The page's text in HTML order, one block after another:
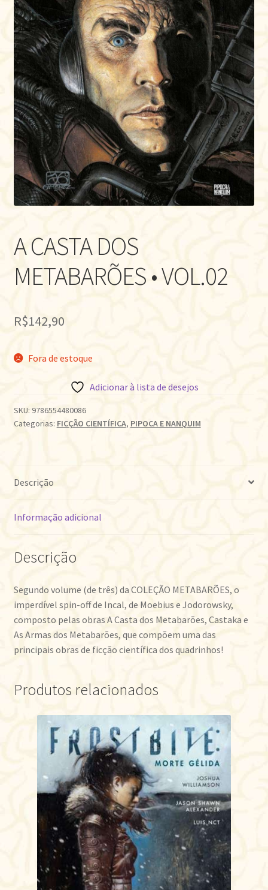
A CASTA DOS
METABARÕES • VOL.02
R$142,90
Fora de estoque
Adicionar à lista de desejos
SKU: 9786554480086
Categorias: FICÇÃO CIENTÍFICA, PIPOCA E NANQUIM
Descrição
Informação adicional
Descrição
Segundo volume (de três) da COLEÇÃO METABARÕES, o
imperdível spin-off de Incal, de Moebius e Jodorowsky,
composto pelas obras A Casta dos Metabarões, Castaka e
As Armas dos Metabarões, que compõem uma das
principais obras de ficção científica dos quadrinhos!
Produtos relacionados